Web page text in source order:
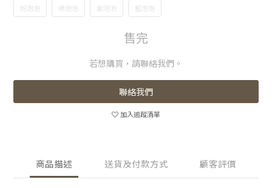
粉泡泡 綠泡泡 紫泡泡 藍泡泡
售完
若想購買，請聯絡我們。
聯絡我們
加入追蹤清單
商品描述 送貨及付款方式 顧客評價